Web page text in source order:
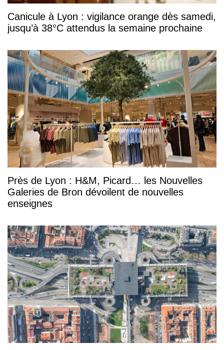
Canicule à Lyon : vigilance orange dès samedi,
jusqu’à 38°C attendus la semaine prochaine
Près de Lyon : H&M, Picard… les Nouvelles
Galeries de Bron dévoilent de nouvelles
enseignes